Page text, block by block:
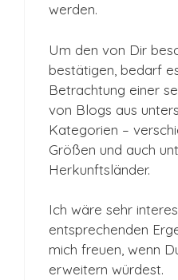
werden.
Um den von Dir
bestätigen, bedarf
Betrachtung einer
von Blogs aus
Kategorien –
Größen und auch
Herkunftsländer.
Ich wäre sehr
entsprechenden
mich freuen, wenn
erweitern würdest.